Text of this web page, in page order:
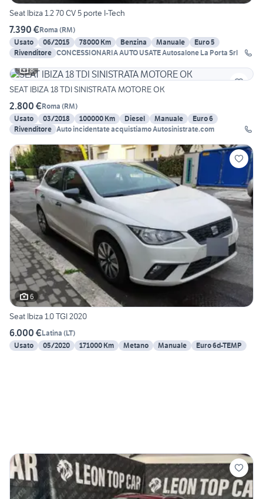
Seat Ibiza 1.2 70 CV 5 porte I-Tech
7.390 €Roma (RM)
Usato
06/2015 78000 Km Benzina Manuale
Euro 5
Rivenditore
CONCESSIONARIA AUTO USATE Autosalone La Porta Srl
8
SEAT IBIZA 18 TDI SINISTRATA MOTORE OK
2.800 €Roma (RM)
Usato
03/2018 100000 Km Diesel Manuale
Euro 6
Rivenditore Auto incidentate acquistiamo Autosinistrate.com
6
Seat Ibiza 1.0 TGI 2020
6.000 €Latina (LT)
Usato
05/2020 171000 Km Metano Manuale Euro 6d-TEMP